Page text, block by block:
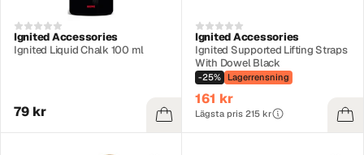
Ignited Accessories
Ignited Liquid Chalk 100 ml
79 kr
Ignited Accessories
Ignited Supported Lifting Straps
With Dowel Black
-25% Lagerrensning
161 kr
Lägsta pris 215 kr